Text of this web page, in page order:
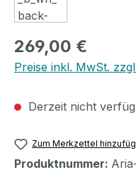
Regulärer Preis:
269,00 €
Preise inkl. MwSt.
Derzeit nicht
Zum Merkzettel
Produktnummer: